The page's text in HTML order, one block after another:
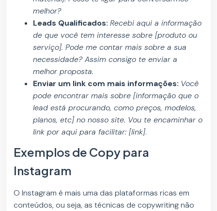
melhor?
Leads Qualificados: Recebi aqui a informação
de que você tem interesse sobre [produto ou
serviço]. Pode me contar mais sobre a sua
necessidade? Assim consigo te enviar a
melhor proposta.
Enviar um link com mais informações: Você
pode encontrar mais sobre [informação que o
lead está procurando, como preços, modelos,
planos, etc] no nosso site. Vou te encaminhar o
link por aqui para facilitar: [link].
Exemplos de Copy para
Instagram
O Instagram é mais uma das plataformas ricas em
conteúdos, ou seja, as técnicas de copywriting não